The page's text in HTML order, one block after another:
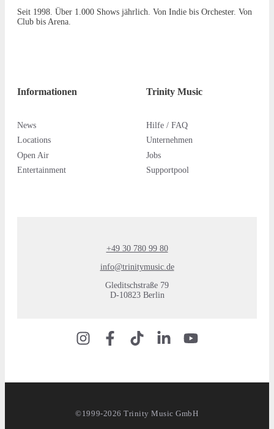
Seit 1998. Über 1.000 Shows jährlich. Von Indie bis Orchester. Von
Club bis Arena.
Informationen
News
Locations
Open Air
Entertainment
Trinity Music
Hilfe / FAQ
Unternehmen
Jobs
Supportpool
+49 30 780 99 80
info@trinitymusic.de
Gleditschstraße 79
D-10823 Berlin
©1999-2026 Trinity Music GmbH